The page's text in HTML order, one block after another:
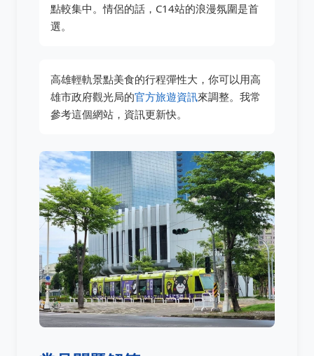
點較集中。情侶的話，C14站的浪漫氛圍是首
選。
高雄輕軌景點美食的行程彈性大，你可以用高
雄市政府觀光局的官方旅遊資訊來調整。我常
參考這個網站，資訊更新快。